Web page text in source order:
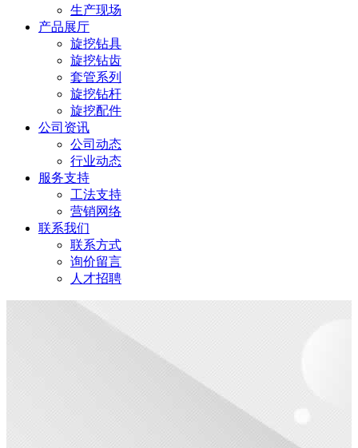
生产现场
产品展厅
旋挖钻具
旋挖钻齿
套管系列
旋挖钻杆
旋挖配件
公司资讯
公司动态
行业动态
服务支持
工法支持
营销网络
联系我们
联系方式
询价留言
人才招聘